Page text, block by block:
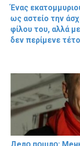
Ένας
ως αστείο την
φίλου του, αλλά
δεν περίμενε